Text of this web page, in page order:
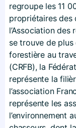
regroupe les 11
propriétaires des
l’Association
se trouve de
forestière au
(CRFB), la
représente la
l’association
représente les
l’environnement